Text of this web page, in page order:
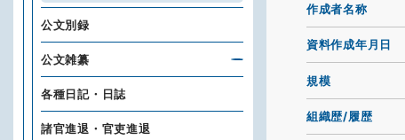
作成者名称
資料作成年月日
規模
組織歴/履歴
公文別録
公文雑纂
各種日記・日誌
諸官進退・官吏進退